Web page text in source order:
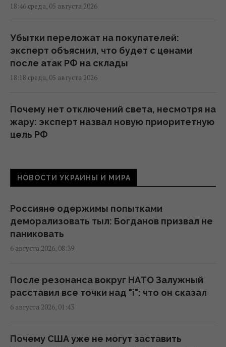
18:46 среда, 05 августа 2026
Убытки переложат на покупателей:
эксперт объяснил, что будет с ценами
после атак РФ на склады
18:18 среда, 05 августа 2026
Почему нет отключений света, несмотря на
жару: эксперт назвал новую приоритетную
цель РФ
Атака на "ФАРМАСЕЛ" связана с
Сергеем Дядечко, – СМИ
17:10 среда, 05 августа 2026
Последствия уничтожения логистических
эксперт
17:10 среда, 05 августа 2026
уничтожила склады известных брендов
НОВОСТИ УКРАИНЫ И МИРА
Россияне одержимы попытками
деморализовать тыл: Богданов призвал не
паниковать
6 августа 2026, 08:39
После резонанса вокруг НАТО Залужный
расставил все точки над "i": что он сказал
6 августа 2026, 01:43
Почему США уже не могут заставить